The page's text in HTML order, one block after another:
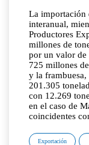
La importación
interanual,
Productores
millones de
por un valor de
725 millones
y la
201.305
con 12.269
en el caso de
coincidentes
Exportación